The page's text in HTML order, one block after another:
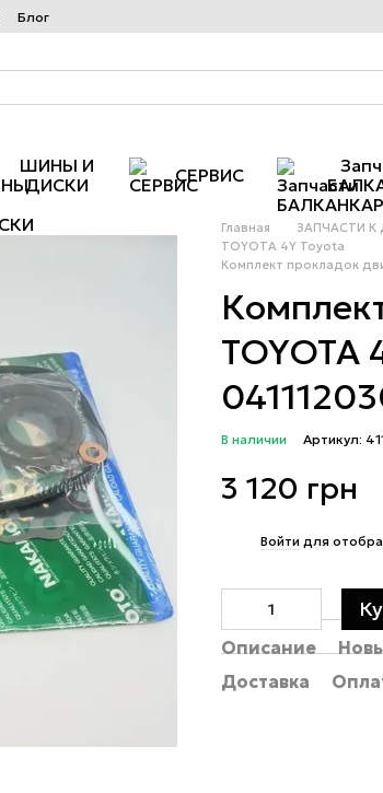
Блог
ШИНЫ И
ДИСКИ
СЕРВИС
Главная ЗАПЧАСТИ К
TOYOTA 4Y Toyota
Комплект прокладок
TOYOTA
В наличии Артикул:
3 120 грн
Войти для
Описание
Доставка